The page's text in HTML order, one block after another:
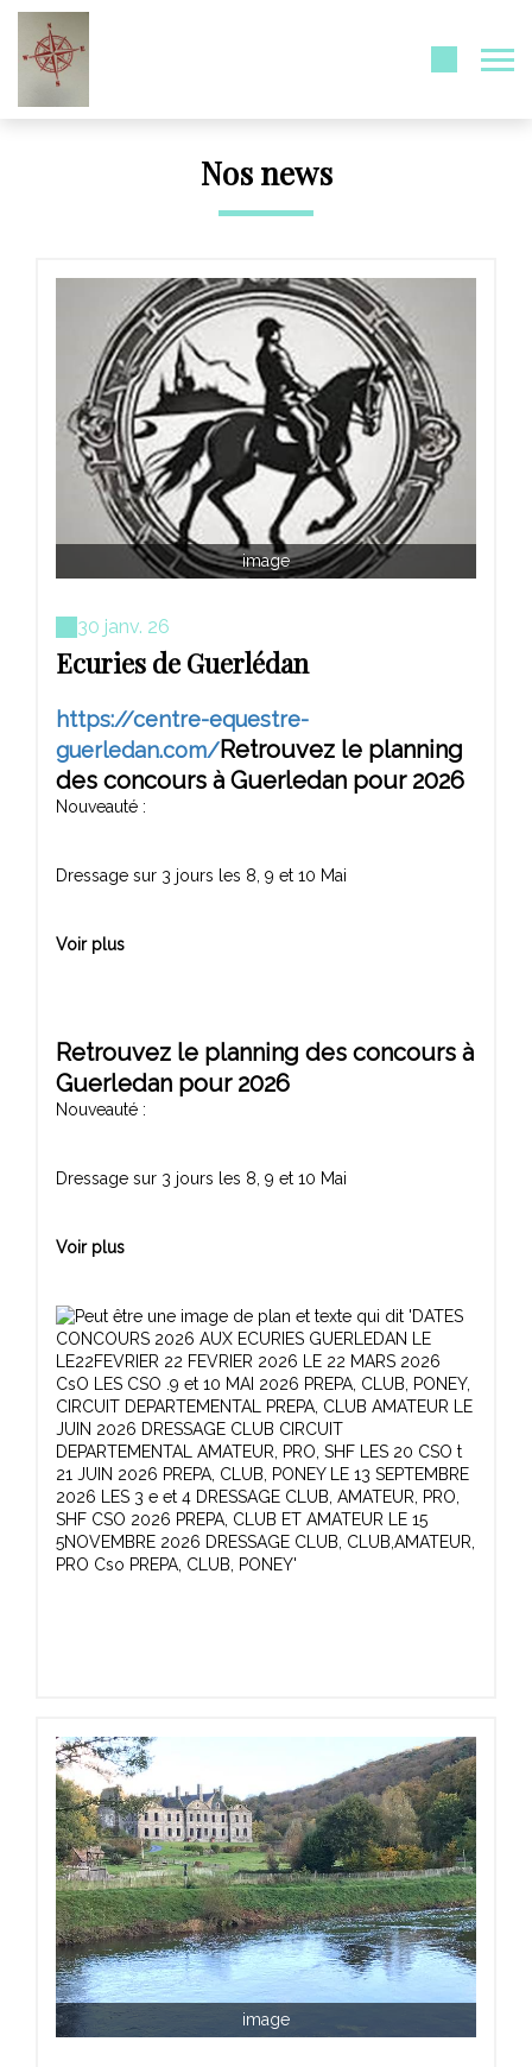
Nos news
image
30 janv. 26
Ecuries de Guerlédan
https://centre-equestre-
guerledan.com/Retrouvez le planning
des concours à Guerledan pour 2026
Nouveauté :
Dressage sur 3 jours les 8, 9 et 10 Mai
Voir plus
Retrouvez le planning des concours à
Guerledan pour 2026
Nouveauté :
Dressage sur 3 jours les 8, 9 et 10 Mai
Voir plus
image